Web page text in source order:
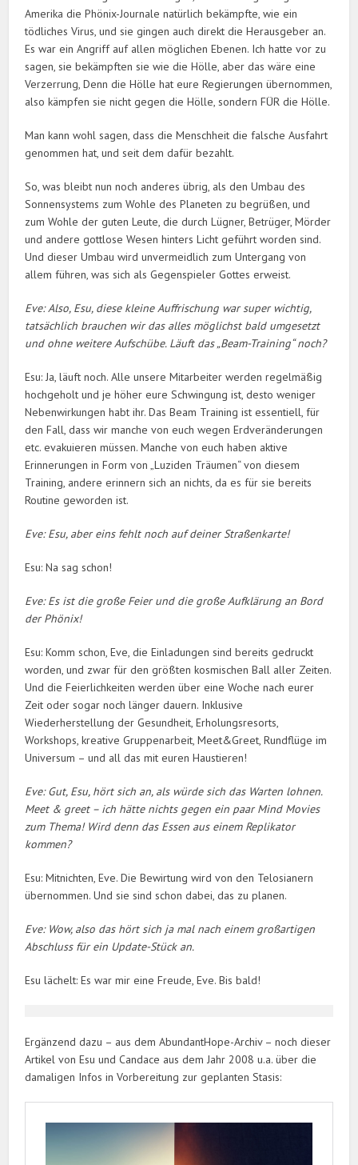
Amerika die Phönix-Journale natürlich bekämpfte, wie ein
tödliches Virus, und sie gingen auch direkt die Herausgeber an.
Es war ein Angriff auf allen möglichen Ebenen. Ich hatte vor zu
sagen, sie bekämpften sie wie die Hölle, aber das wäre eine
Verzerrung, Denn die Hölle hat eure Regierungen übernommen,
also kämpfen sie nicht gegen die Hölle, sondern FÜR die Hölle.
Man kann wohl sagen, dass die Menschheit die falsche Ausfahrt
genommen hat, und seit dem dafür bezahlt.
So, was bleibt nun noch anderes übrig, als den Umbau des
Sonnensystems zum Wohle des Planeten zu begrüßen, und
zum Wohle der guten Leute, die durch Lügner, Betrüger, Mörder
und andere gottlose Wesen hinters Licht geführt worden sind.
Und dieser Umbau wird unvermeidlich zum Untergang von
allem führen, was sich als Gegenspieler Gottes erweist.
Eve: Also, Esu, diese kleine Auffrischung war super wichtig,
tatsächlich brauchen wir das alles möglichst bald umgesetzt
und ohne weitere Aufschübe. Läuft das „Beam-Training“ noch?
Esu: Ja, läuft noch. Alle unsere Mitarbeiter werden regelmäßig
hochgeholt und je höher eure Schwingung ist, desto weniger
Nebenwirkungen habt ihr. Das Beam Training ist essentiell, für
den Fall, dass wir manche von euch wegen Erdveränderungen
etc. evakuieren müssen. Manche von euch haben aktive
Erinnerungen in Form von „Luziden Träumen“ von diesem
Training, andere erinnern sich an nichts, da es für sie bereits
Routine geworden ist.
Eve: Esu, aber eins fehlt noch auf deiner Straßenkarte!
Esu: Na sag schon!
Eve: Es ist die große Feier und die große Aufklärung an Bord
der Phönix!
Esu: Komm schon, Eve, die Einladungen sind bereits gedruckt
worden, und zwar für den größten kosmischen Ball aller Zeiten.
Und die Feierlichkeiten werden über eine Woche nach eurer
Zeit oder sogar noch länger dauern. Inklusive
Wiederherstellung der Gesundheit, Erholungsresorts,
Workshops, kreative Gruppenarbeit, Meet&Greet, Rundflüge im
Universum – und all das mit euren Haustieren!
Eve: Gut, Esu, hört sich an, als würde sich das Warten lohnen.
Meet & greet – ich hätte nichts gegen ein paar Mind Movies
zum Thema! Wird denn das Essen aus einem Replikator
kommen?
Esu: Mitnichten, Eve. Die Bewirtung wird von den Telosianern
übernommen. Und sie sind schon dabei, das zu planen.
Eve: Wow, also das hört sich ja mal nach einem großartigen
Abschluss für ein Update-Stück an.
Esu lächelt: Es war mir eine Freude, Eve. Bis bald!
Ergänzend dazu – aus dem AbundantHope-Archiv – noch dieser
Artikel von Esu und Candace aus dem Jahr 2008 u.a. über die
damaligen Infos in Vorbereitung zur geplanten Stasis: